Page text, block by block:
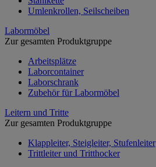
Umlenkrollen, Seilscheiben
Labormöbel
Zur gesamten Produktgruppe
Arbeitsplätze
Laborcontainer
Laborschrank
Zubehör für Labormöbel
Leitern und Tritte
Zur gesamten Produktgruppe
Klappleiter, Steigleiter, Stufenleiter
Trittleiter und Tritthocker